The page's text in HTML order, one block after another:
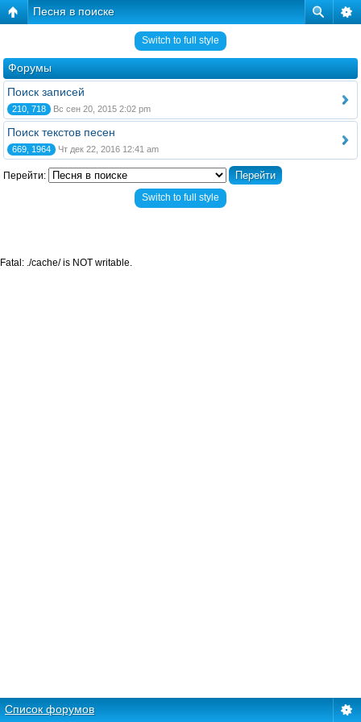
Песня в поиске
Switch to full style
Форумы
Поиск записей
210, 718 Вс сен 20, 2015 2:02 pm
Поиск текстов песен
669, 1964 Чт дек 22, 2016 12:41 am
Перейти:
Switch to full style
Список форумов
Fatal: ./cache/ is NOT writable.